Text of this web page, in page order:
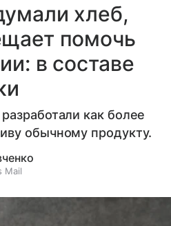
хлеб,
помочь
в составе
как более
обычному продукту.
Mail